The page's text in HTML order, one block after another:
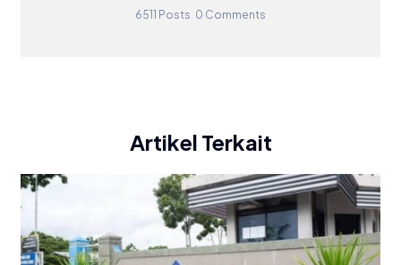
6511 Posts 0 Comments
Artikel Terkait